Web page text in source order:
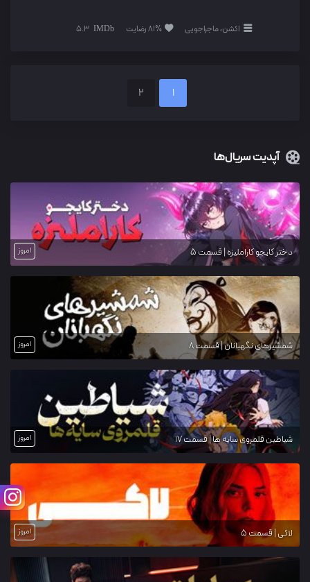
اکشن، ماجراجویی 81% رضایت 5.3
1
2
آپدیت سریال‌ها
دختر کایجو کاراملیزه | قسمت 5 امروز
شمشیرهای نگهبانان | قسمت 8 امروز
شیاطین قلمروی سایه ها | قسمت 17 امروز
لاکی | قسمت 5 امروز